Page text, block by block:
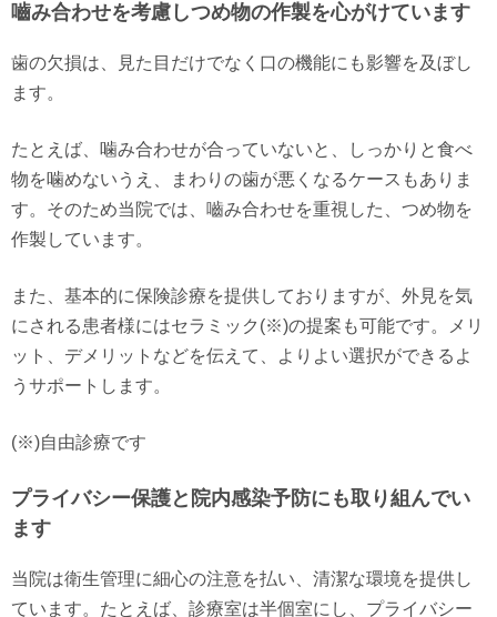
嚙み合わせを考慮しつめ物の作製を心がけています
歯の欠損は、見た目だけでなく口の機能にも影響を及ぼし
ます。
たとえば、噛み合わせが合っていないと、しっかりと食べ
物を噛めないうえ、まわりの歯が悪くなるケースもありま
す。そのため当院では、嚙み合わせを重視した、つめ物を
作製しています。
また、基本的に保険診療を提供しておりますが、外見を気
にされる患者様にはセラミック(※)の提案も可能です。メリ
ット、デメリットなどを伝えて、よりよい選択ができるよ
うサポートします。
(※)自由診療です
プライバシー保護と院内感染予防にも取り組んでい
ます
当院は衛生管理に細心の注意を払い、清潔な環境を提供し
ています。たとえば、診療室は半個室にし、プライバシー